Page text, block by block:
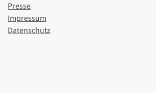
Presse
Impressum
Datenschutz